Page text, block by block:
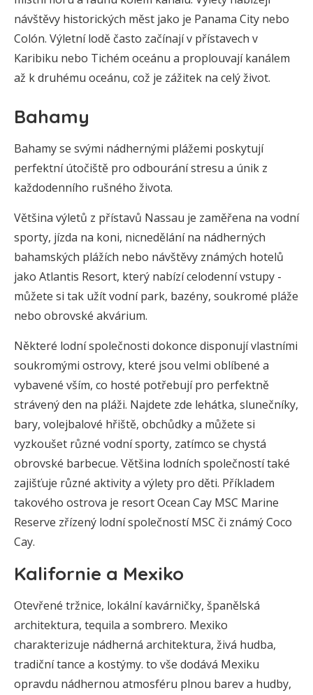
návštěvy historických měst jako je Panama City nebo
Colón. Výletní lodě často začínají v přístavech v
Karibiku nebo Tichém oceánu a proplouvají kanálem
až k druhému oceánu, což je zážitek na celý život.
Bahamy
Bahamy se svými nádhernými plážemi poskytují
perfektní útočiště pro odbourání stresu a únik z
každodenního rušného života.
Většina výletů z přístavů Nassau je zaměřena na vodní
sporty, jízda na koni, nicnedělání na nádherných
bahamských plážích nebo návštěvy známých hotelů
jako Atlantis Resort, který nabízí celodenní vstupy -
můžete si tak užít vodní park, bazény, soukromé pláže
nebo obrovské akvárium.
Některé lodní společnosti dokonce disponují vlastními
soukromými ostrovy, které jsou velmi oblíbené a
vybavené vším, co hosté potřebují pro perfektně
strávený den na pláži. Najdete zde lehátka, slunečníky,
bary, volejbalové hřiště, obchůdky a můžete si
vyzkoušet různé vodní sporty, zatímco se chystá
obrovské barbecue. Většina lodních společností také
zajišťuje různé aktivity a výlety pro děti. Příkladem
takového ostrova je resort Ocean Cay MSC Marine
Reserve zřízený lodní společností MSC či známý Coco
Cay.
Kalifornie a Mexiko
Otevřené tržnice, lokální kavárničky, španělská
architektura, tequila a sombrero. Mexiko
charakterizuje nádherná architektura, živá hudba,
tradiční tance a kostýmy. to vše dodává Mexiku
opravdu nádhernou atmosféru plnou barev a hudby,